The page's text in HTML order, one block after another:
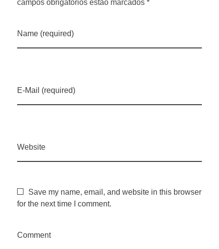
campos obrigatórios estão marcados *
Name (required)
E-Mail (required)
Website
Save my name, email, and website in this browser
for the next time I comment.
Comment